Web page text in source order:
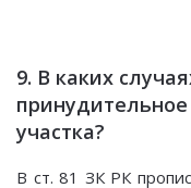
9. В каких
участка?
В ст. 81 ЗК РК